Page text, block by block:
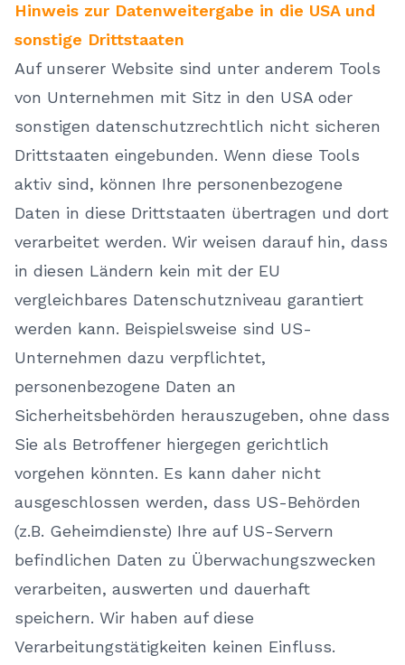
Hinweis zur Datenweitergabe in die USA und
sonstige Drittstaaten
Auf unserer Website sind unter anderem Tools
von Unternehmen mit Sitz in den USA oder
sonstigen datenschutzrechtlich nicht sicheren
Drittstaaten eingebunden. Wenn diese Tools
aktiv sind, können Ihre personenbezogene
Daten in diese Drittstaaten übertragen und dort
verarbeitet werden. Wir weisen darauf hin, dass
in diesen Ländern kein mit der EU
vergleichbares Datenschutzniveau garantiert
werden kann. Beispielsweise sind US-
Unternehmen dazu verpflichtet,
personenbezogene Daten an
Sicherheitsbehörden herauszugeben, ohne dass
Sie als Betroffener hiergegen gerichtlich
vorgehen könnten. Es kann daher nicht
ausgeschlossen werden, dass US-Behörden
(z.B. Geheimdienste) Ihre auf US-Servern
befindlichen Daten zu Überwachungszwecken
verarbeiten, auswerten und dauerhaft
speichern. Wir haben auf diese
Verarbeitungstätigkeiten keinen Einfluss.